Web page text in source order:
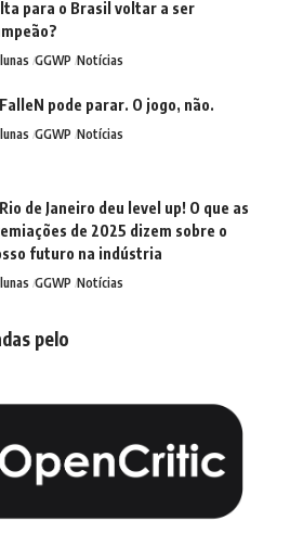
para o Brasil voltar a ser
GGWP Notícias
pode parar. O jogo, não.
GGWP Notícias
de Janeiro deu level up! O que as
de 2025 dizem sobre o
futuro na indústria
GGWP Notícias
pelo